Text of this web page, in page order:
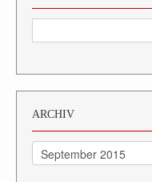
ARCHIV
Archiv